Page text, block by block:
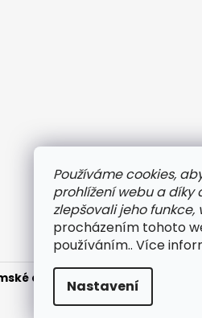
Používáme cookies,
prohlížení webu a díky
zlepšovali jeho funkce,
procházením tohoto
používáním.. Více
Nastavení
a pánské prádlo . Všechna